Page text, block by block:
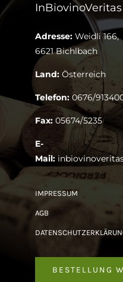
InBiovinoVeritas
Adresse: Weidli 166,
6621 Bichlbach
Land: Österreich
Telefon: 0676/
Fax: 05674/5235
E-
Mail:
IMPRESSUM
AGB
BESTELLUNG